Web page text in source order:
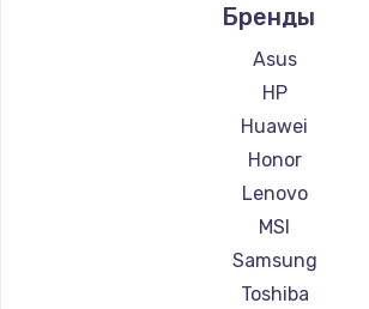
Ремонт ноутбуков
Ремонт ноутбуков
Ремонт ноутбуков
Ремонт ноутбуков
Ремонт ноутбуков
Ремонт ноутбуков
Ремонт ноутбуков
Ремонт ноутбуков LG
Ремонт ноутбуков
Бренды
Asus
HP
Huawei
Honor
Lenovo
MSI
Samsung
Toshiba